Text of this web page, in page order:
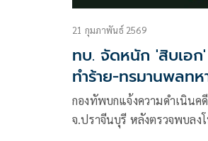
21 กุมภาพันธ์ 2569
ทบ. จัดหนัก 'สิบเอก
ทำร้าย-ทรมานพลทห
กองทัพบกแจ้งความดำเนินค
จ.ปราจีนบุรี หลังตรวจพบลง